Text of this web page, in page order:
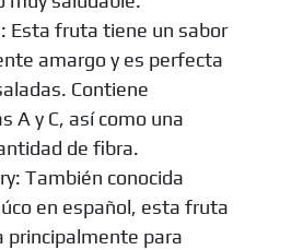
Esta fruta tiene un sabor
amargo y es perfecta
Contiene
A y C, así como una
de fibra.
También conocida
en español, esta fruta
principalmente para